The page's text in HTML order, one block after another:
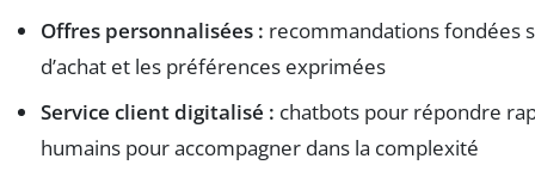
Offres personnalisées : recommandations fondées
d’achat et les préférences exprimées
Service client digitalisé : chatbots pour répondre
humains pour accompagner dans la complexité